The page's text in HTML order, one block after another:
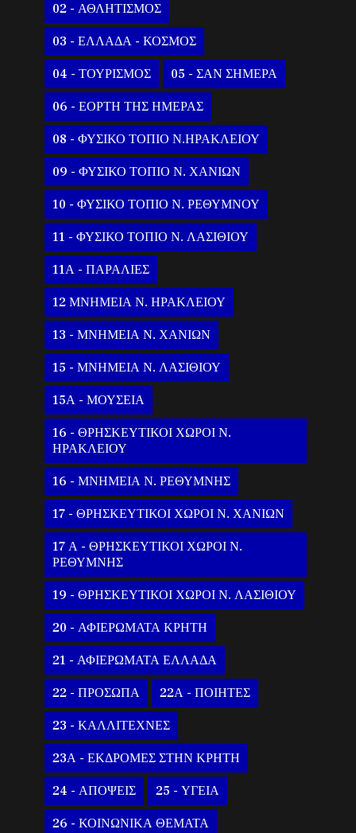
02 - ΑΘΛΗΤΙΣΜΟΣ
03 - ΕΛΛΑΔΑ - ΚΟΣΜΟΣ
04 - ΤΟΥΡΙΣΜΟΣ 05 - ΣΑΝ ΣΗΜΕΡΑ
06 - ΕΟΡΤΗ ΤΗΣ ΗΜΕΡΑΣ
08 - ΦΥΣΙΚΟ ΤΟΠΙΟ Ν.ΗΡΑΚΛΕΙΟΥ
09 - ΦΥΣΙΚΟ ΤΟΠΙΟ Ν. ΧΑΝΙΩΝ
10 - ΦΥΣΙΚΟ ΤΟΠΙΟ Ν. ΡΕΘΥΜΝΟΥ
11 - ΦΥΣΙΚΟ ΤΟΠΙΟ Ν. ΛΑΣΙΘΙΟΥ
11Α - ΠΑΡΑΛΙΕΣ
12 ΜΝΗΜΕΙΑ Ν. ΗΡΑΚΛΕΙΟΥ
13 - ΜΝΗΜΕΙΑ Ν. ΧΑΝΙΩΝ
15 - ΜΝΗΜΕΙΑ Ν. ΛΑΣΙΘΙΟΥ
15Α - ΜΟΥΣΕΙΑ
16 - ΘΡΗΣΚΕΥΤΙΚΟΙ ΧΩΡΟΙ Ν.
ΗΡΑΚΛΕΙΟΥ
16 - ΜΝΗΜΕΙΑ Ν. ΡΕΘΥΜΝΗΣ
17 - ΘΡΗΣΚΕΥΤΙΚΟΙ ΧΩΡΟΙ Ν. ΧΑΝΙΩΝ
17 Α - ΘΡΗΣΚΕΥΤΙΚΟΙ ΧΩΡΟΙ Ν.
ΡΕΘΥΜΝΗΣ
19 - ΘΡΗΣΚΕΥΤΙΚΟΙ ΧΩΡΟΙ Ν. ΛΑΣΙΘΙΟΥ
20 - ΑΦΙΕΡΩΜΑΤΑ ΚΡΗΤΗ
21 - ΑΦΙΕΡΩΜΑΤΑ ΕΛΛΑΔΑ
22 - ΠΡΟΣΩΠΑ 22Α - ΠΟΙΗΤΕΣ
23 - ΚΑΛΛΙΤΕΧΝΕΣ
23Α - ΕΚΔΡΟΜΕΣ ΣΤΗΝ ΚΡΗΤΗ
24 - ΑΠΟΨΕΙΣ 25 - ΥΓΕΙΑ
26 - ΚΟΙΝΩΝΙΚΑ ΘΕΜΑΤΑ